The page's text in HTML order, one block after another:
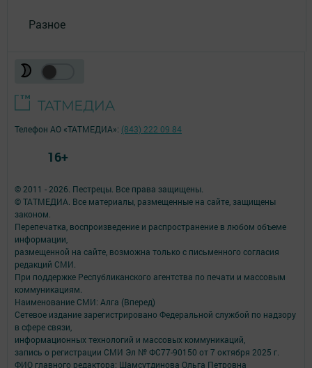
Разное
© 2011 - 2026. Пестрецы. Все права защищены.
© ТАТМЕДИА. Все материалы, размещенные на сайте, защищены
законом.
Перепечатка, воспроизведение и распространение в любом объеме
информации,
размещенной на сайте, возможна только с письменного согласия
редакций СМИ.
При поддержке Республиканского агентства по печати и массовым
коммуникациям.
Наименование СМИ: Алга (Вперед)
Сетевое издание зарегистрировано Федеральной службой по надзору
в сфере связи,
информационных технологий и массовых коммуникаций,
запись о регистрации СМИ Эл № ФС77-90150 от 7 октября 2025 г.
ФИО главного редактора: Шамсутдинова Ольга Петровна
Телефон АО «ТАТМЕДИА»: (843) 222 09 84
16+